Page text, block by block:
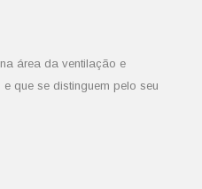
área da ventilação e
que se distinguem pelo seu